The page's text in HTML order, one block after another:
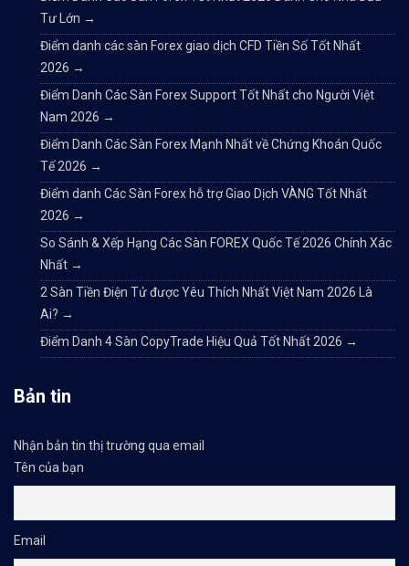
Tư Lớn →
Điểm danh các sàn Forex giao dịch CFD Tiền Số Tốt Nhất
2026 →
Điểm Danh Các Sàn Forex Support Tốt Nhất cho Người Việt
Nam 2026 →
Điểm Danh Các Sàn Forex Mạnh Nhất về Chứng Khoán Quốc
Tế 2026 →
Điểm danh Các Sàn Forex hỗ trợ Giao Dịch VÀNG Tốt Nhất
2026 →
So Sánh & Xếp Hạng Các Sàn FOREX Quốc Tế 2026 Chính Xác
Nhất →
2 Sàn Tiền Điện Tử được Yêu Thích Nhất Việt Nam 2026 Là
Ai? →
Điểm Danh 4 Sàn CopyTrade Hiệu Quả Tốt Nhất 2026 →
Bản tin
Nhận bản tin thị trường qua email
Tên của bạn
Email